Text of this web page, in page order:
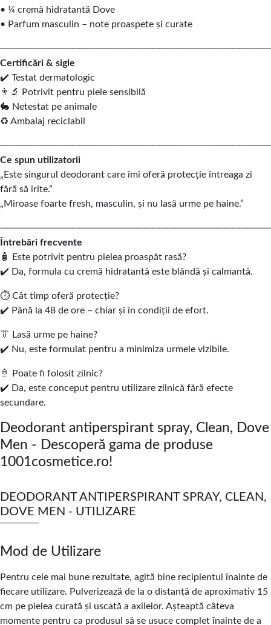
• ¼ cremă hidratantă Dove
• Parfum masculin – note proaspete și curate
Certificări & sigle
✔️ Testat dermatologic
👨🔬 Potrivit pentru piele sensibilă
🐇 Netestat pe animale
♻️ Ambalaj reciclabil
Ce spun utilizatorii
„Este singurul deodorant care îmi oferă protecție întreaga zi
fără să irite.”
„Miroase foarte fresh, masculin, și nu lasă urme pe haine.”
Întrebări frecvente
🧴 Este potrivit pentru pielea proaspăt rasă?
✔️ Da, formula cu cremă hidratantă este blândă și calmantă.
⏱️ Cât timp oferă protecție?
✔️ Până la 48 de ore – chiar și în condiții de efort.
👔 Lasă urme pe haine?
✔️ Nu, este formulat pentru a minimiza urmele vizibile.
🚿 Poate fi folosit zilnic?
✔️ Da, este conceput pentru utilizare zilnică fără efecte
secundare.
Deodorant antiperspirant spray, Clean, Dove
Men - Descoperă gama de produse
1001cosmetice.ro!
DEODORANT ANTIPERSPIRANT SPRAY, CLEAN,
DOVE MEN - UTILIZARE
Mod de Utilizare
Pentru cele mai bune rezultate, agită bine recipientul înainte de
fiecare utilizare. Pulverizează de la o distanță de aproximativ 15
cm pe pielea curată și uscată a axilelor. Așteaptă câteva
momente pentru ca produsul să se usuce complet înainte de a